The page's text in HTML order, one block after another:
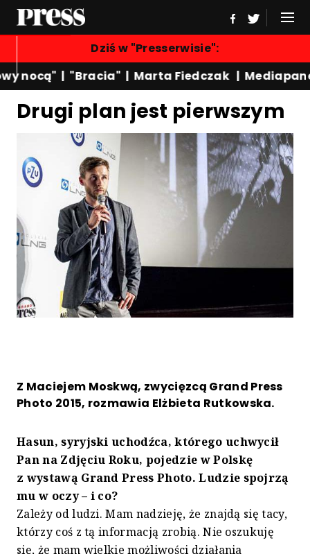
Dziś w "Presserwisie":
nocą" |"Bracia"| Marta Fiedczak |
Drugi plan jest pierwszym
Z Maciejem Moskwą, zwycięzcą Grand Press
Photo 2015, rozmawia Elżbieta Rutkowska.
Hasun, syryjski uchodźca, którego uchwycił
Pan na Zdjęciu Roku, pojedzie w Polskę
z wystawą Grand Press Photo. Ludzie spojrzą
mu w oczy – i co?
Zależy od ludzi. Mam nadzieję, że znajdą się tacy,
którzy coś z tą informacją zrobią. Nie oszukuję
się, że mam wielkie możliwości działania